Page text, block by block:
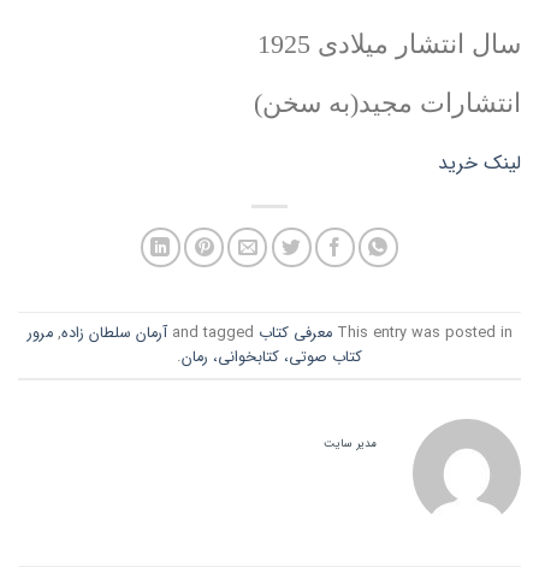
سال انتشار میلادی 1925
انتشارات مجید(به سخن)
لینک خرید
This entry was posted in معرفی کتاب آرمان سلطان زاده,مرور
کتاب صوتی، کتابخوانی، رمان.
مدیر سایت